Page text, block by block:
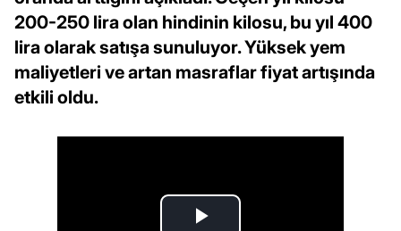
200-250 lira olan hindinin kilosu, bu yıl 400
lira olarak satışa sunuluyor. Yüksek yem
maliyetleri ve artan masraflar fiyat artışında
etkili oldu.